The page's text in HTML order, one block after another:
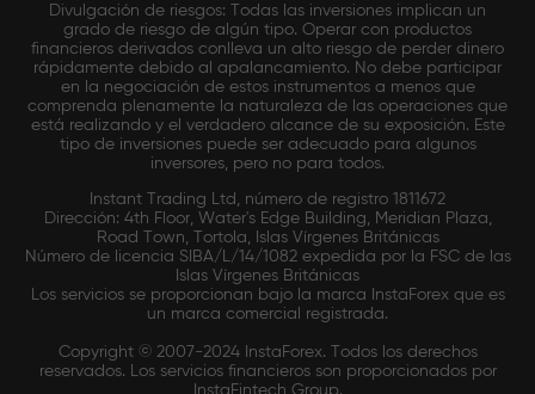
Divulgación de riesgos: Todas las inversiones implican un
grado de riesgo de algún tipo. Operar con productos
financieros derivados conlleva un alto riesgo de perder dinero
rápidamente debido al apalancamiento. No debe participar
en la negociación de estos instrumentos a menos que
comprenda plenamente la naturaleza de las operaciones que
está realizando y el verdadero alcance de su exposición. Este
tipo de inversiones puede ser adecuado para algunos
inversores, pero no para todos.
Instant Trading Ltd, número de registro 1811672
Dirección: 4th Floor, Water's Edge Building, Meridian Plaza,
Road Town, Tortola, Islas Vírgenes Británicas
Número de licencia SIBA/L/14/1082 expedida por la FSC de las
Islas Vírgenes Británicas
Los servicios se proporcionan bajo la marca InstaForex que es
un marca comercial registrada.
Copyright © 2007-2024 InstaForex. Todos los derechos
reservados. Los servicios financieros son proporcionados por
InstaFintech Group.